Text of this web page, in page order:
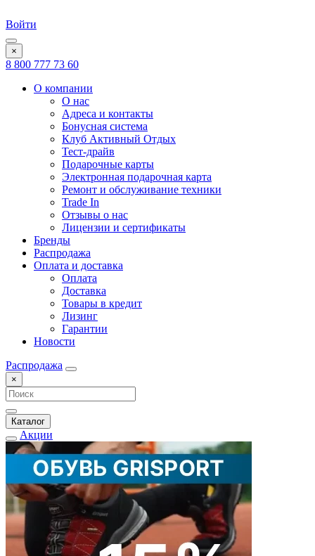
Войти
×
8 800 777 73 60
О компании
О нас
Адреса и контакты
Бонусная система
Клуб Активный Отдых
Тест-драйв
Подарочные карты
Электронная подарочная карта
Ремонт и обслуживание техники
Trade In
Отзывы о нас
Лицензии и сертификаты
Бренды
Распродажа
Оплата и доставка
Оплата
Доставка
Товары в кредит
Лизинг
Гарантии
Новости
Распродажа
×
Каталог
Акции